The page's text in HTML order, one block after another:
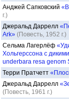
Анджей Сапковский
г.)
Джеральд Даррелл
Ark» (Повесть, 1952 г.)
Сельма Лагерлёф
Хольгерссона с
underbara resa genom
Терри Пратчетт
Джеральд Даррелл
(Повесть, 1961 г.)